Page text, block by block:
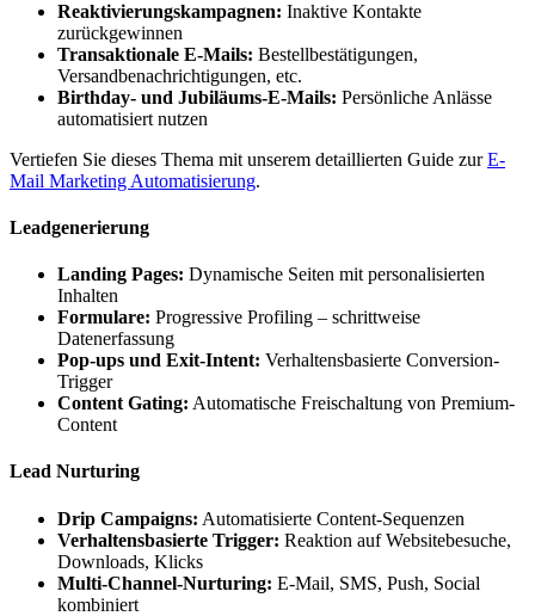
Reaktivierungskampagnen: Inaktive Kontakte
zurückgewinnen
Transaktionale E-Mails: Bestellbestätigungen,
Versandbenachrichtigungen, etc.
Birthday- und Jubiläums-E-Mails: Persönliche Anlässe
automatisiert nutzen
Vertiefen Sie dieses Thema mit unserem detaillierten Guide zurE-
Mail Marketing Automatisierung.
Leadgenerierung
Landing Pages: Dynamische Seiten mit personalisierten
Inhalten
Formulare: Progressive Profiling – schrittweise
Datenerfassung
Pop-ups und Exit-Intent: Verhaltensbasierte Conversion-
Trigger
Content Gating: Automatische Freischaltung von Premium-
Content
Lead Nurturing
Drip Campaigns: Automatisierte Content-Sequenzen
Verhaltensbasierte Trigger: Reaktion auf Websitebesuche,
Downloads, Klicks
Multi-Channel-Nurturing: E-Mail, SMS, Push, Social
kombiniert